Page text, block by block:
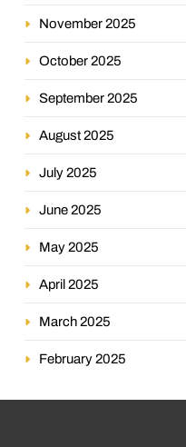
November 2025
October 2025
September 2025
August 2025
July 2025
June 2025
May 2025
April 2025
March 2025
February 2025